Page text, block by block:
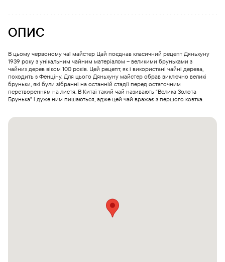
ОПИС
В цьому червоному чаї майстер Цай поєднав класичний рецепт Дяньхуну
1939 року з унікальним чайним матеріалом – великими бруньками з
чайних дерев віком 100 років. Цей рецепт, як і використані чайні дерева,
походить з Фенціну. Для цього Дяньхуну майстер обрав виключно великі
бруньки, які були зібранні на останній стадії перед остаточним
перетворенням на листя. В Китаї такий чай називають “Велика Золота
Брунька” і дуже ним пишаються, адже цей чай вражає з першого ковтка.